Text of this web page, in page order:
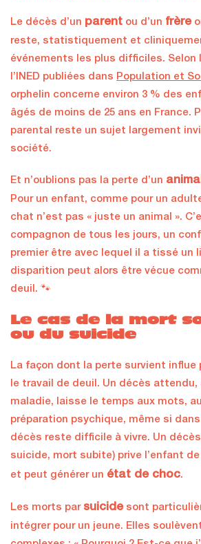
Le décès d’un parent ou d’un frère
reste, statistiquement et
événements les plus difficiles.
l’INED publiées dans Population et
orphelin concerne environ 3 % des
âgés de moins de 25 ans en France.
parental reste un sujet largement
société.
Et n’oublions pas la perte d’un
Pour un enfant, comme pour un
chat n’est pas « juste un animal ».
compagnon de tous les jours, un
premier être avec lequel il a tissé un
disparition peut alors être vécue
deuil. 🐾
Le cas de la mort
ou du suicide
La façon dont la perte survient influe
le travail de deuil. Un décès attendu,
maladie, laisse le temps aux mots,
préparation psychique, même si
décès reste difficile à vivre. Un
suicide, mort subite) prive l’enfant
et peut générer un état de choc.
Les morts par suicide sont
intégrer pour un jeune. Elles